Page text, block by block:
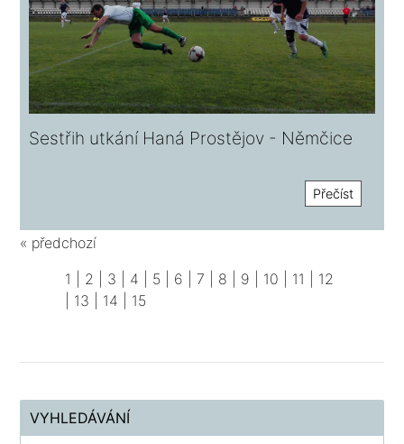
Sestřih utkání Haná Prostějov - Němčice
Přečíst
« předchozí
1
2 3 4 5 6 7 8 9 10 11
12
13 14 15
VYHLEDÁVÁNÍ